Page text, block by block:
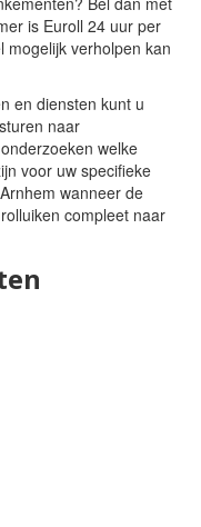
is Euroll 24 uur per
mogelijk verholpen kan
en diensten kunt u
naar
welke
voor uw specifieke
wanneer de
compleet naar